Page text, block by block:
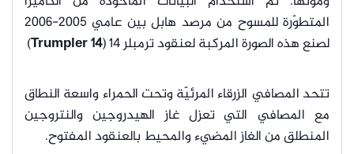
المتطوّرة للمسوح من مرصد هابل بين عامي 2005-2006
لصنع هذه الصورة المركبة لعنقود ترمبلر 14 (
Trumpler 14
)
تتحد المصافي الزرقاء المرئيّة وتحت الحمراء واسعة النطاق
مع المصافي التي تعزل غاز الهيدروجين والنتروجين
المنطلق من الغاز المضيء والمحيط بالعنقود المفتوح.